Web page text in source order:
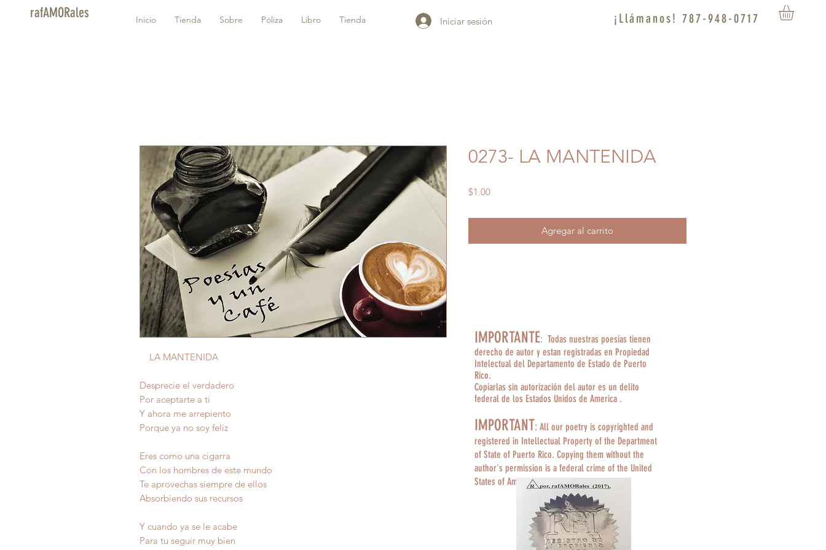
rafAMORales Inicio Tienda Sobre Póliza Libro Tienda Iniciar sesión ¡Llámanos! 787-948-0717
LA MANTENIDA
Desprecie el verdadero
Por aceptarte a ti
Y ahora me arrepiento
Porque ya no soy feliz
Eres como una cigarra
Con los hombres de este mundo
Te aprovechas siempre de ellos
Absorbiendo sus recursos
Y cuando ya se le acabe
Para tu seguir muy bien
0273- LA MANTENIDA
$1.00Precio
Agregar al carrito
IMPORTANTE: Todas nuestras poesías tienen
derecho de autor y estan registradas en Propiedad
Intelectual del Departamento de Estado de Puerto
Rico.
Copiarlas sin autorización del autor es un delito
federal de los Estados Unidos de America .
IMPORTANT: All our poetry is copyrighted and
registered in Intellectual Property of the Department
of State of Puerto Rico. Copying them without the
author's permission is a federal crime of the United
States of America.